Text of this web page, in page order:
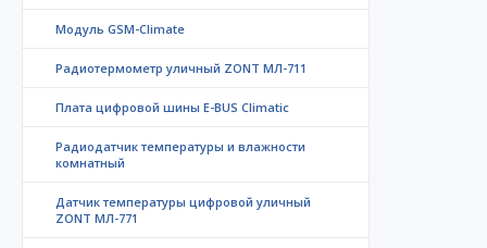
Модуль GSM-Climate
Радиотермометр уличный ZONT МЛ-711
Плата цифровой шины E-BUS Climatic
Радиодатчик температуры и влажности
комнатный
Датчик температуры цифровой уличный
ZONT МЛ-771